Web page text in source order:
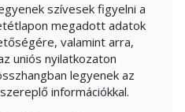
szívesek figyelni a
megadott adatok
valamint arra,
uniós nyilatkozaton
legyenek az
információkkal.